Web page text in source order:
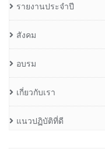
รายงานประจำปี
สังคม
อบรม
เกี่ยวกับเรา
แนวปฏิบัติที่ดี